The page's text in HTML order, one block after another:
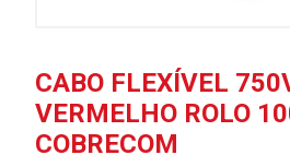
CABO FLEXÍVEL
VERMELHO ROLO
COBRECOM